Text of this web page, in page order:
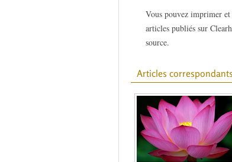
Vous pouvez imprimer
articles publiés sur
source.
Articles correspondants